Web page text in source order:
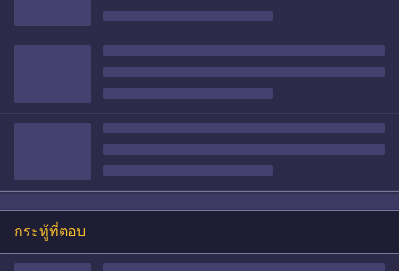
กระทู้ที่ตอบ